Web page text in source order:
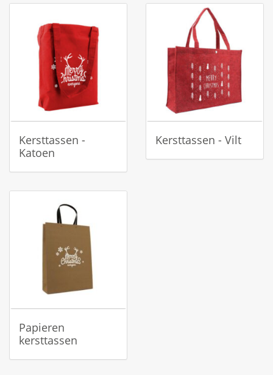
Kersttassen -
Katoen
Kersttassen - Vilt
Papieren
kersttassen